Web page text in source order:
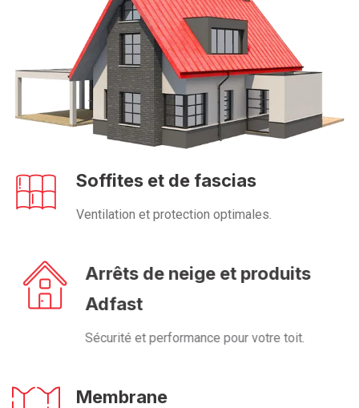
Soffites et de fascias
Ventilation et protection optimales.
Arrêts de neige et produits
Adfast
Sécurité et performance pour votre toit.
Membrane